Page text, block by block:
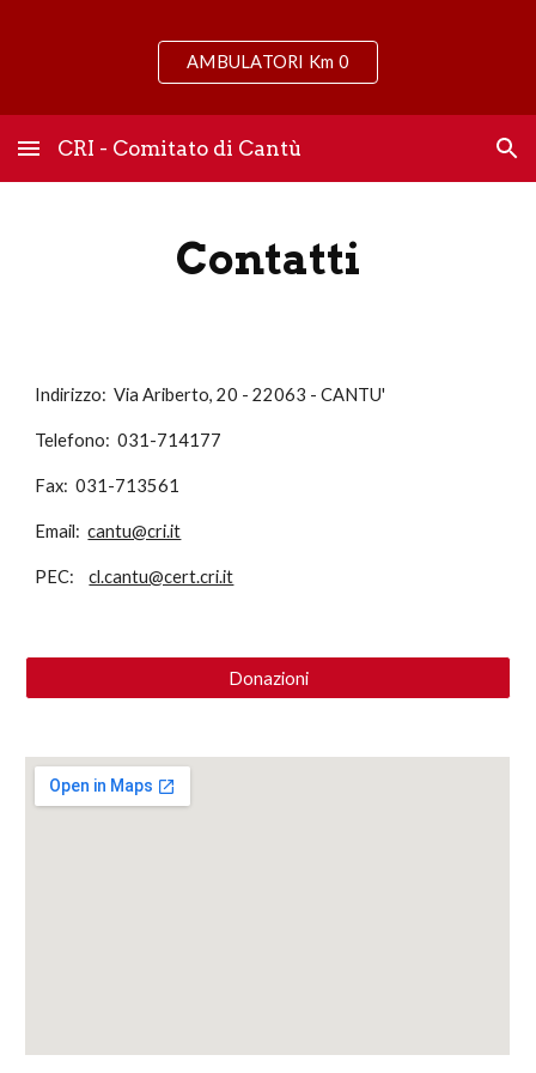
Skip to main content Skip to navigation
AMBULATORI Km 0
CRI - Comitato di Cantù
Contatti
Indirizzo: Via Ariberto, 20 - 22063 - CANTU'
Telefono: 031-714177
Fax: 031-713561
Email:cantu@cri.it
PEC:cl.cantu@cert.cri.it
Donazioni